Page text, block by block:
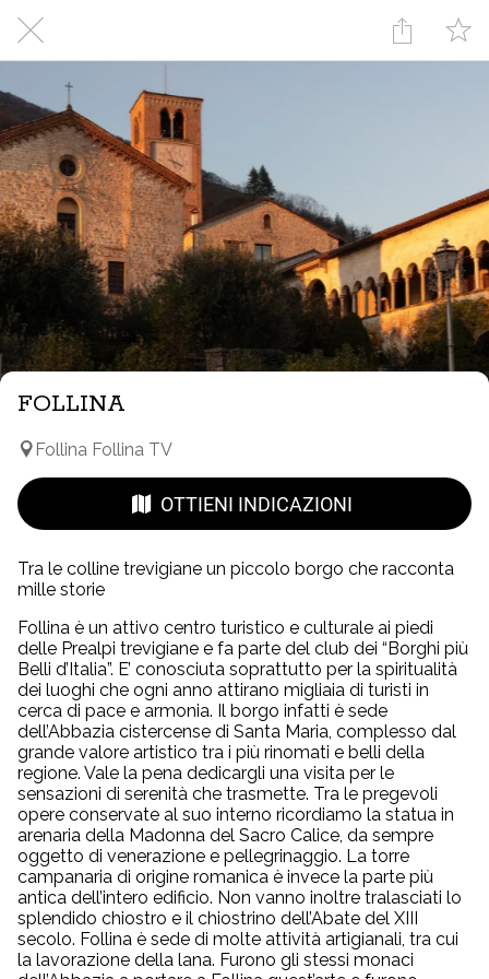
FOLLINA
Follina Follina TV
OTTIENI INDICAZIONI
Tra le colline trevigiane un piccolo borgo che racconta
mille storie
Follina è un attivo centro turistico e culturale ai piedi
delle Prealpi trevigiane e fa parte del club dei “Borghi più
Belli d’Italia”. E’ conosciuta soprattutto per la spiritualità
dei luoghi che ogni anno attirano migliaia di turisti in
cerca di pace e armonia. Il borgo infatti è sede
dell’Abbazia cistercense di Santa Maria, complesso dal
grande valore artistico tra i più rinomati e belli della
regione. Vale la pena dedicargli una visita per le
sensazioni di serenità che trasmette. Tra le pregevoli
opere conservate al suo interno ricordiamo la statua in
arenaria della Madonna del Sacro Calice, da sempre
oggetto di venerazione e pellegrinaggio. La torre
campanaria di origine romanica è invece la parte più
antica dell’intero edificio. Non vanno inoltre tralasciati lo
splendido chiostro e il chiostrino dell’Abate del XIII
secolo. Follina è sede di molte attività artigianali, tra cui
la lavorazione della lana. Furono gli stessi monaci